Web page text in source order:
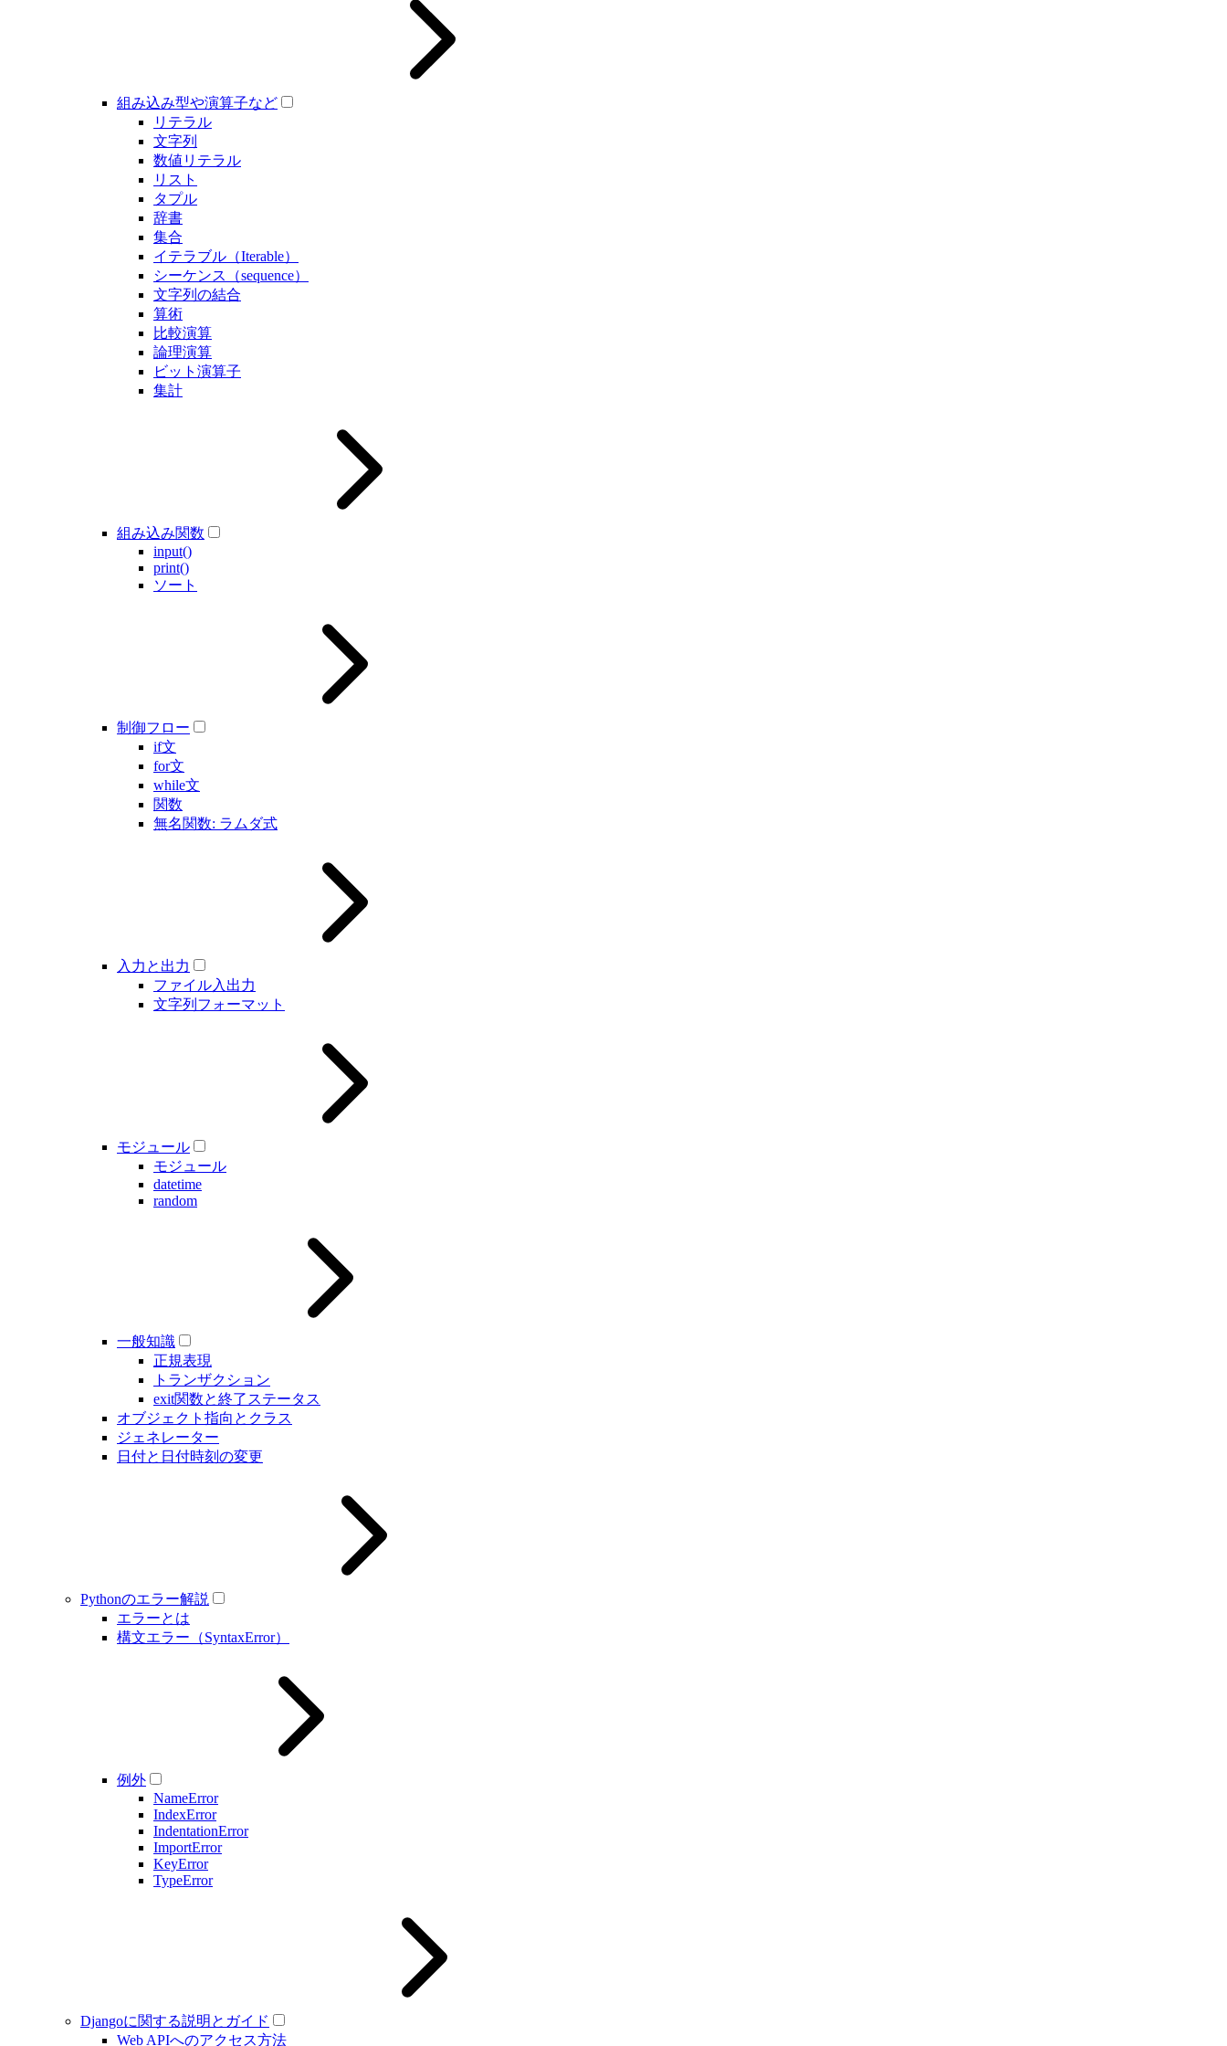
組み込み型や演算子など
リテラル
文字列
数値リテラル
リスト
タプル
辞書
集合
イテラブル（Iterable）
シーケンス（sequence）
文字列の結合
算術
比較演算
論理演算
ビット演算子
集計
組み込み関数
input()
print()
ソート
制御フロー
if文
for文
while文
関数
無名関数: ラムダ式
入力と出力
ファイル入出力
文字列フォーマット
モジュール
モジュール
datetime
random
一般知識
正規表現
トランザクション
exit関数と終了ステータス
オブジェクト指向とクラス
ジェネレーター
日付と日付時刻の変更
Pythonのエラー解説
エラーとは
構文エラー（SyntaxError）
例外
NameError
IndexError
IndentationError
ImportError
KeyError
TypeError
Djangoに関する説明とガイド
Web APIへのアクセス方法